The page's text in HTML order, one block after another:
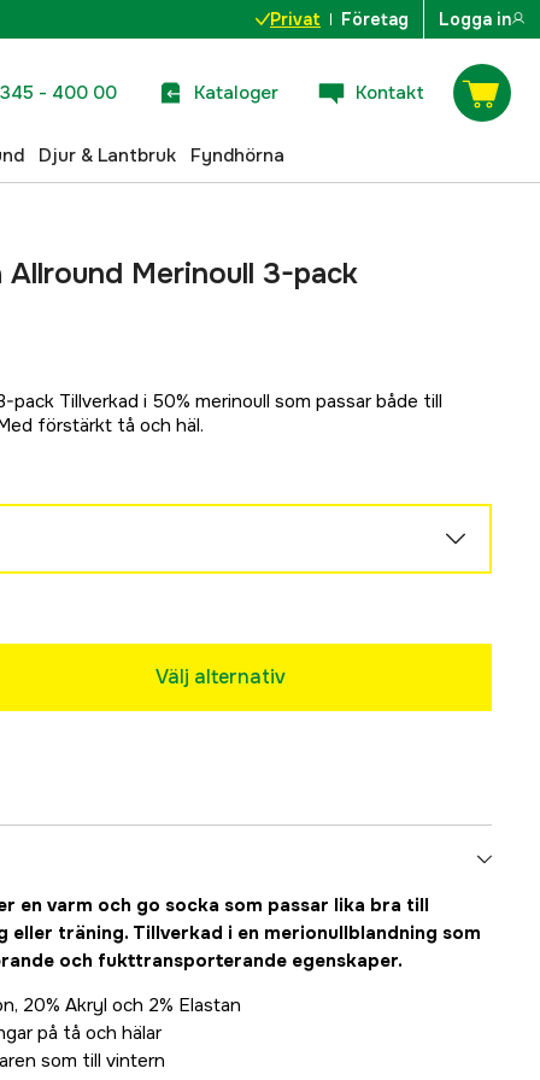
Privat Företag Logga in
- 400 00 Kataloger Kontakt
Djur & Lantbruk Fyndhörna
Merinoull 3-pack
pack Tillverkad i 50% merinoull som passar både till
förstärkt tå och häl.
Välj alternativ
en varm och go socka som passar lika bra till
eller träning. Tillverkad i en merionullblandning som
och fukttransporterande egenskaper.
20% Akryl och 2% Elastan
på tå och hälar
som till vintern